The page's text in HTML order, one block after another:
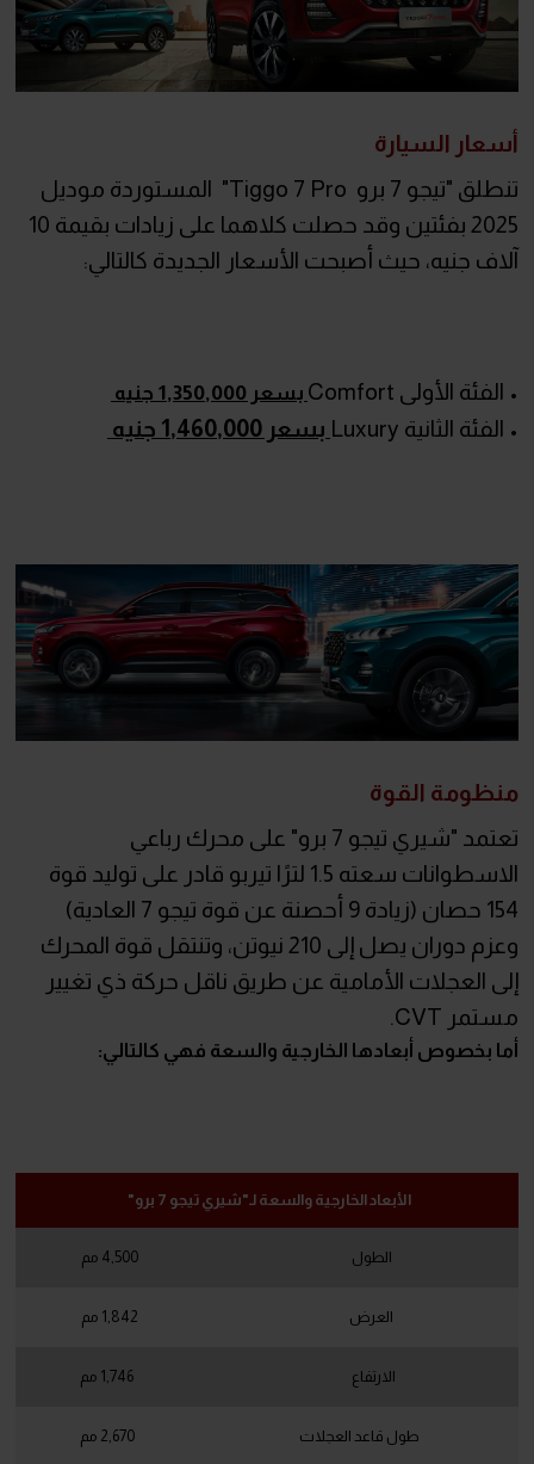
أسعار السيارة
تنطلق "تيجو 7 برو Tiggo 7 Pro" المستوردة موديل
2025 بفئتين وقد حصلت كلاهما على زيادات بقيمة 10
آلاف جنيه، حيث أصبحت الأسعار الجديدة كالتالي:
• الفئة الأولى Comfort بسعر 1,350,000 جنيه
• الفئة الثانية Luxury بسعر 1,460,000 جنيه
منظومة القوة
تعتمد "شيري تيجو 7 برو" على محرك رباعي
الاسطوانات سعته 1.5 لترًا تيربو قادر على توليد قوة
154 حصان (زيادة 9 أحصنة عن قوة تيجو 7 العادية)
وعزم دوران يصل إلى 210 نيوتن، وتنتقل قوة المحرك
إلى العجلات الأمامية عن طريق ناقل حركة ذي تغيير
مستمر CVT.
أما بخصوص أبعادها الخارجية والسعة فهي كالتالي:
الأبعاد الخارجية والسعة لـ"شيري تيجو 7 برو"
الطول 4,500 مم
العرض
الارتفاع
طول قاعد العجلات 2,670 مم